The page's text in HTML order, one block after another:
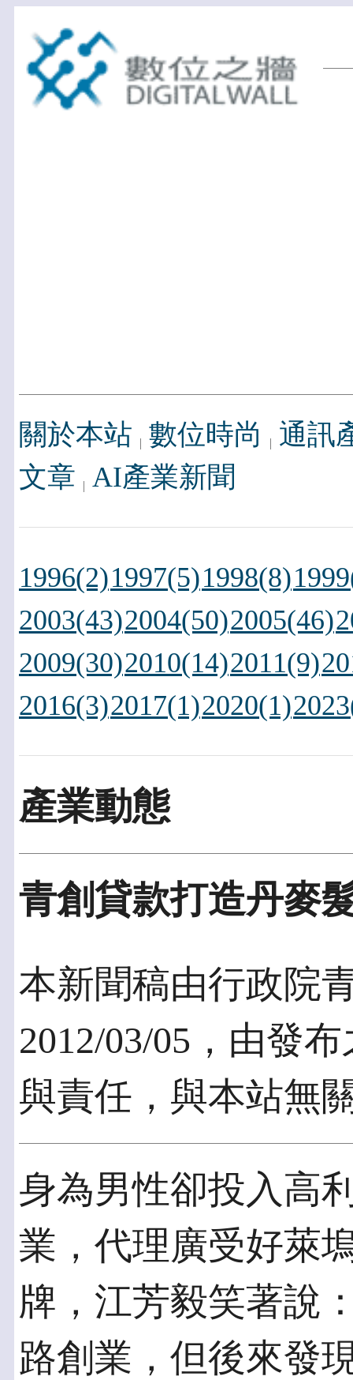
關於本站 數位時尚
通訊
文章 AI產業新聞
1996(2)1997(5)1998(8)
2003(43)2004(50)2005(46)
2009(30)2010(14)2011(9)
2016(3)2017(1)2020(1)
產業動態
青創貸款打造丹麥
本新聞稿由行政院
2012/03/05，由發
與責任，與本站無
身為男性卻投入高
業，代理廣受好萊
牌，江芳毅笑著說
路創業，但後來發